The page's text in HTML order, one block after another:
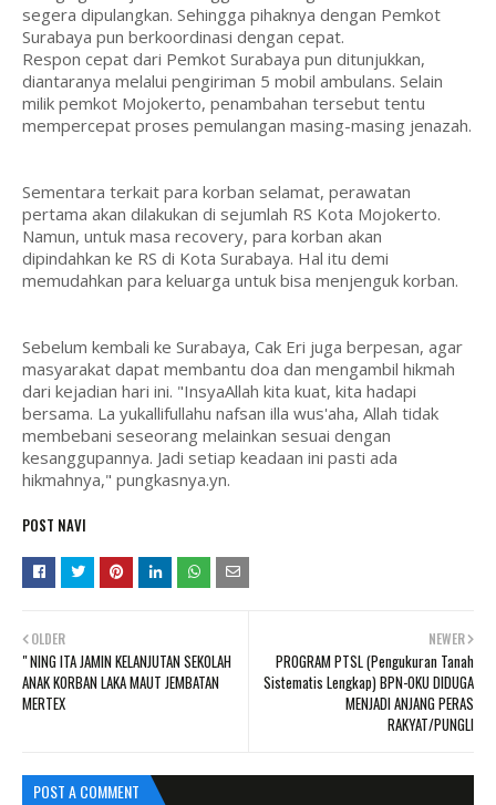
segera dipulangkan. Sehingga pihaknya dengan Pemkot
Surabaya pun berkoordinasi dengan cepat.
Respon cepat dari Pemkot Surabaya pun ditunjukkan,
diantaranya melalui pengiriman 5 mobil ambulans. Selain
milik pemkot Mojokerto, penambahan tersebut tentu
mempercepat proses pemulangan masing-masing jenazah.
Sementara terkait para korban selamat, perawatan
pertama akan dilakukan di sejumlah RS Kota Mojokerto.
Namun, untuk masa recovery, para korban akan
dipindahkan ke RS di Kota Surabaya. Hal itu demi
memudahkan para keluarga untuk bisa menjenguk korban.
Sebelum kembali ke Surabaya, Cak Eri juga berpesan, agar
masyarakat dapat membantu doa dan mengambil hikmah
dari kejadian hari ini. "InsyaAllah kita kuat, kita hadapi
bersama. La yukallifullahu nafsan illa wus'aha, Allah tidak
membebani seseorang melainkan sesuai dengan
kesanggupannya. Jadi setiap keadaan ini pasti ada
hikmahnya," pungkasnya.yn.
POST NAVI
NEWER
PROGRAM PTSL (Pengukuran Tanah
Sistematis Lengkap) BPN-OKU DIDUGA
MENJADI ANJANG PERAS
RAKYAT/PUNGLI
OLDER
" NING ITA JAMIN KELANJUTAN SEKOLAH
ANAK KORBAN LAKA MAUT JEMBATAN
MERTEX
POST A COMMENT